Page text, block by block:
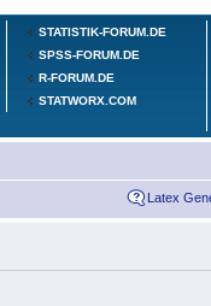
STATISTIK-FORUM.DE
SPSS-FORUM.DE
R-FORUM.DE
STATWORX.COM
Latex